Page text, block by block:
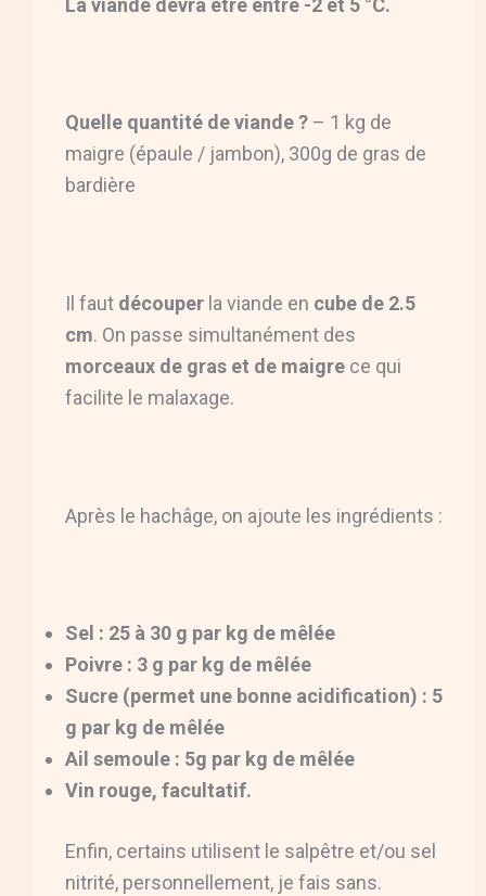
La viande devra être entre -2 et 5 °C.
Quelle quantité de viande ?– 1 kg de
maigre (épaule / jambon), 300g de gras de
bardière
Il faut découperla viande en cube de 2.5
cm. On passe simultanément des
morceaux de gras et de maigrece qui
facilite le malaxage.
Après le hachâge, on ajoute les ingrédients :
Sel : 25 à 30 g par kg de mêlée
Poivre : 3 g par kg de mêlée
Sucre (permet une bonne acidification) : 5
g par kg de mêlée
Ail semoule : 5g par kg de mêlée
Vin rouge, facultatif.
Enfin, certains utilisent le salpêtre et/ou sel
nitrité, personnellement, je fais sans.